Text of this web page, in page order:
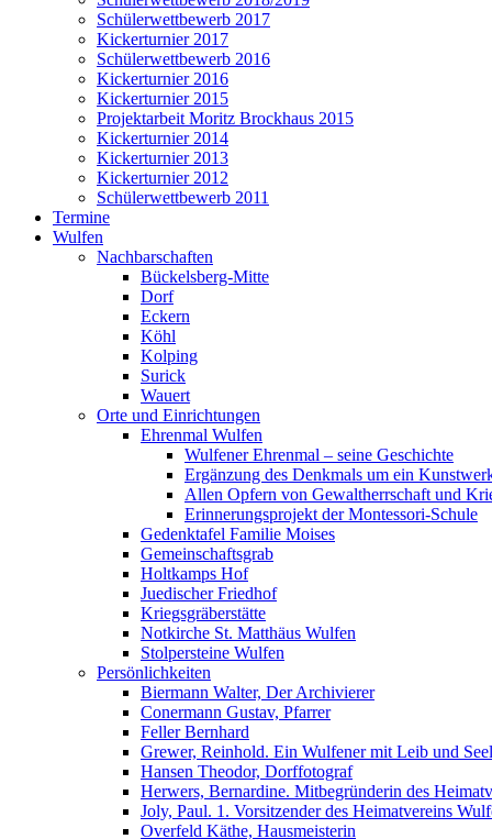
Schülerwettbewerb 2017
Kickerturnier 2017
Schülerwettbewerb 2016
Kickerturnier 2016
Kickerturnier 2015
Projektarbeit Moritz Brockhaus 2015
Kickerturnier 2014
Kickerturnier 2013
Kickerturnier 2012
Schülerwettbewerb 2011
Termine
Wulfen
Nachbarschaften
Bückelsberg-Mitte
Dorf
Eckern
Köhl
Kolping
Surick
Wauert
Orte und Einrichtungen
Ehrenmal Wulfen
Wulfener Ehrenmal – seine Geschichte
Ergänzung des Denkmals um ein
Allen Opfern von Gewaltherrschaft und
Erinnerungsprojekt der Montessori-Schule
Gedenktafel Familie Moises
Gemeinschaftsgrab
Holtkamps Hof
Juedischer Friedhof
Kriegsgräberstätte
Notkirche St. Matthäus Wulfen
Stolpersteine Wulfen
Persönlichkeiten
Biermann Walter, Der Archivierer
Conermann Gustav, Pfarrer
Feller Bernhard
Grewer, Reinhold. Ein Wulfener mit Leib und
Hansen Theodor, Dorffotograf
Herwers, Bernardine. Mitbegründerin des
Joly, Paul. 1. Vorsitzender des Heimatvereins
Overfeld Käthe, Hausmeisterin